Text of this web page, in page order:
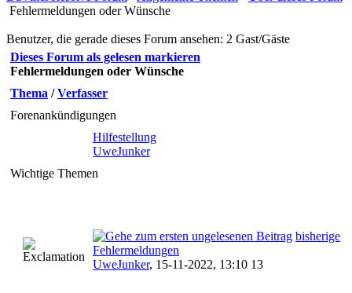
Fehlermeldungen oder Wünsche
Benutzer, die gerade dieses Forum ansehen: 2 Gast/Gäste
Dieses Forum als gelesen markieren
Fehlermeldungen oder Wünsche
Thema /Verfasser
Forenankündigungen
Hilfestellung
UweJunker
Wichtige Themen
bisherige
Fehlermeldungen
UweJunker, 15-11-2022, 13:10 13